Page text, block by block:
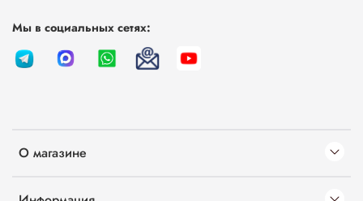
О магазине
Мы в социальных сетях: